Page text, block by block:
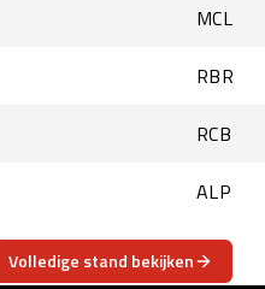
MCL
RBR
RCB
ALP
Volledige stand bekijken